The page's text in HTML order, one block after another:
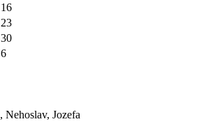
16
23
30
6
, Nehoslav, Jozefa